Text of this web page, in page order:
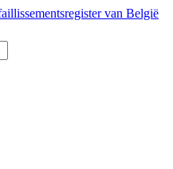
van België